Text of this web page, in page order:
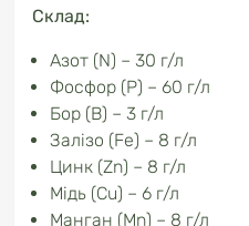
Склад:
Азот (N) – 30 г/л
Фосфор (P) – 60 г/л
Бор (B) – 3 г/л
Залізо (Fe) – 8 г/л
Цинк (Zn) – 8 г/л
Мідь (Cu) – 6 г/л
Манган (Mn) – 8 г/л